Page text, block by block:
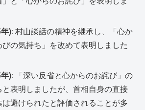
): 村山談話の精神を継承し、「心か
の気持ち」を改めて表明しました
): 「深い反省と心からのお詫び」の
表明しましたが、首相自身の直接
避けられたと評価されることが多